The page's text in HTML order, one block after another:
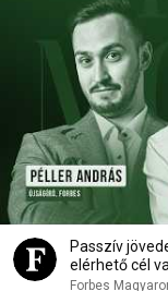
Passzív
elérhető cél
Forbes